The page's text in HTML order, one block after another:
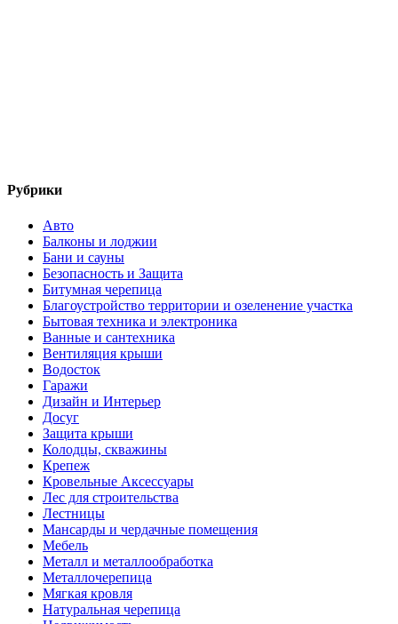
Рубрики
Авто
Балконы и лоджии
Бани и сауны
Безопасность и Защита
Битумная черепица
Благоустройство территории и озеленение участка
Бытовая техника и электроника
Ванные и сантехника
Вентиляция крыши
Водосток
Гаражи
Дизайн и Интерьер
Досуг
Защита крыши
Колодцы, скважины
Крепеж
Кровельные Аксессуары
Лес для строительства
Лестницы
Мансарды и чердачные помещения
Мебель
Металл и металлообработка
Металлочерепица
Мягкая кровля
Натуральная черепица